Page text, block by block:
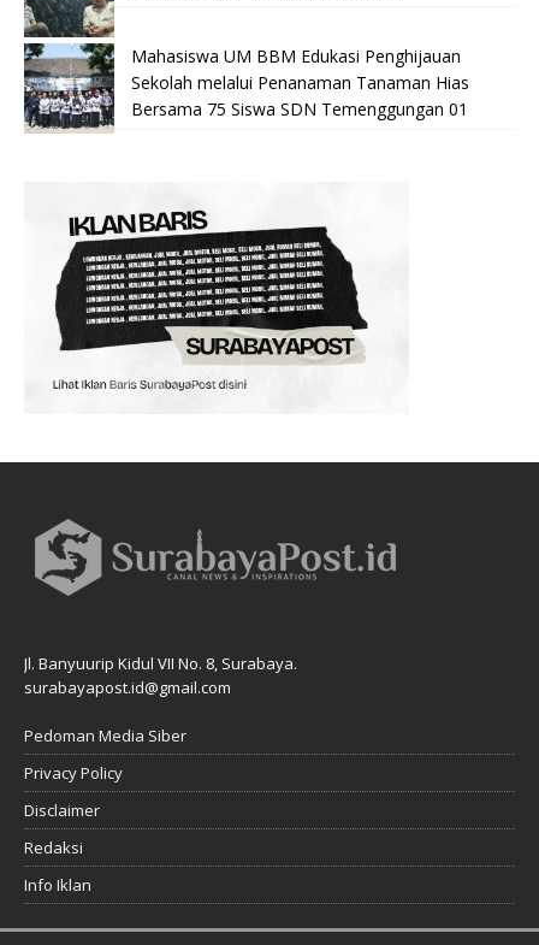
Mahasiswa UM BBM Edukasi Penghijauan
Sekolah melalui Penanaman Tanaman Hias
Bersama 75 Siswa SDN Temenggungan 01
Jl. Banyuurip Kidul VII No. 8, Surabaya.
surabayapost.id@gmail.com
Pedoman Media Siber
Privacy Policy
Disclaimer
Redaksi
Info Iklan